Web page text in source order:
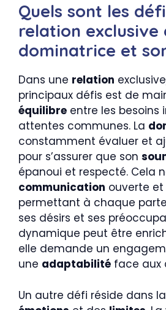
Quels sont les
relation exclusive
dominatrice et
Dans une relation
principaux défis est de
équilibre entre les besoins
attentes communes. La
constamment évaluer et
pour s’assurer que son
épanoui et respecté. Cela
communication ouverte
permettant à chaque
ses désirs et ses
dynamique peut être
elle demande un
une adaptabilité face aux
Un autre défi réside dans